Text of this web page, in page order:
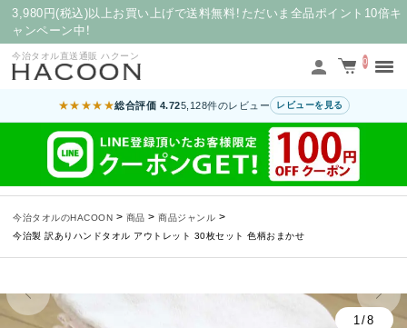
3,980円(税込)以上お買い上げで送料無料！ただいま全品ポイント10倍キ
ャンペーン中！
今治タオル直送通販 ハクーン
0
★★★★★総合評価 4.725,128件のレビュー レビューを見る
今治タオルのHACOON > 商品 > 商品ジャンル >
今治製 訳ありハンドタオル アウトレット 30枚セット 色柄おまかせ
1/8